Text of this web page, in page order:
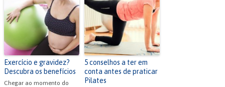
Exercício e gravidez?
Descubra os benefícios
Chegar ao momento do
5 conselhos a ter em
conta antes de praticar
Pilates